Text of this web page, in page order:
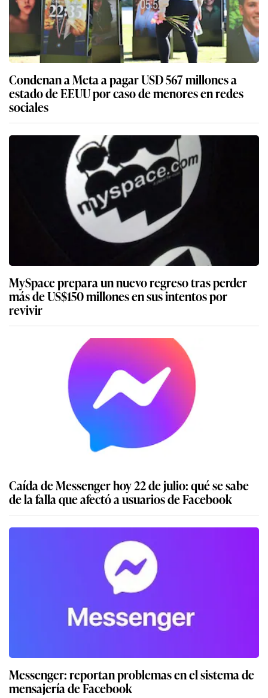
Condenan a Meta a pagar USD 567 millones a
estado de EEUU por caso de menores en redes
sociales
MySpace prepara un nuevo regreso tras perder
más de US$150 millones en sus intentos por
revivir
Caída de Messenger hoy 22 de julio: qué se sabe
de la falla que afectó a usuarios de Facebook
Messenger: reportan problemas en el sistema de
mensajería de Facebook